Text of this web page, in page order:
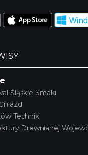
Śląskie Smaki
Techniki
Drewnianej